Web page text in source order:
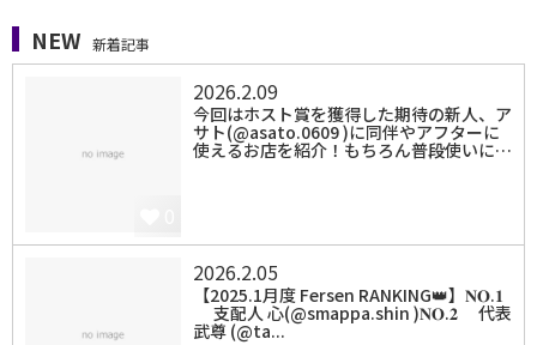
NEW 新着記事
2026.2.09
今回はホスト賞を獲得した期待の新人、ア
サト(@asato.0609 )に同伴やアフターに
使えるお店を紹介！もちろん普段使いに…
2026.2.05
【2025.1月度 Fersen RANKING👑】𝐍𝐎.𝟏
支配人 心(@smappa.shin )𝐍𝐎.𝟐 代表
武尊 (@ta...